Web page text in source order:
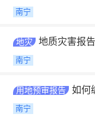
南宁
地灾 地质灾害报
南宁
用地预审报告 如何
南宁